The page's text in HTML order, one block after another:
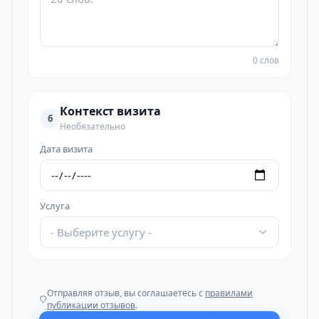
0 слов
6 Контекст визита
Необязательно
Дата визита
Услуга
- Выберите услугу -
Отправляя отзыв, вы соглашаетесь с правилами
публикации отзывов.